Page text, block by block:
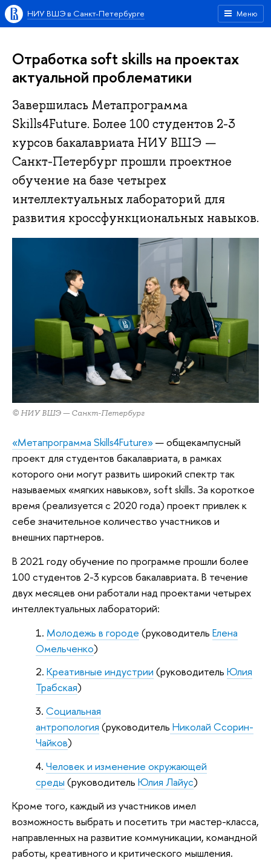
Меню
НИУ ВШЭ в Санкт-Петербурге
Отработка soft skills на проектах
актуальной проблематики
Завершилась Метапрограмма
Skills4Future. Более 100 студентов 2-3
курсов бакалавриата НИУ ВШЭ —
Санкт-Петербург прошли проектное
обучение на базе четырех
интеллектуальных лабораторий для
развития кроссфункциональных навыков.
© НИУ ВШЭ — Санкт-Петербург
«Метапрограмма Skills4Future»— общекампусный
проект для студентов бакалавриата, в рамках
которого они могут развить широкий спектр так
называемых «мягких навыков», soft skills. За короткое
время (реализуется с 2020 года) проект привлек к
себе значительное количество участников и
внешних партнеров.
В 2021 году обучение по программе прошли более
100 студентов 2-3 курсов бакалавриата. В течение
двух месяцев они работали над проектами четырех
интеллектуальных лабораторий:
Молодежь в городе (руководительЕлена
Омельченко)
Креативные индустрии (руководительЮлия
Трабская)
Социальная
антропология (руководитель Николай Ссорин-
Чайков)
Человек и изменение окружающей
среды (руководительЮлия Лайус)
Кроме того, каждый из участников имел
возможность выбрать и посетить три мастер-класса,
направленных на развитие коммуникации, командной
работы, креативного и критического мышления.